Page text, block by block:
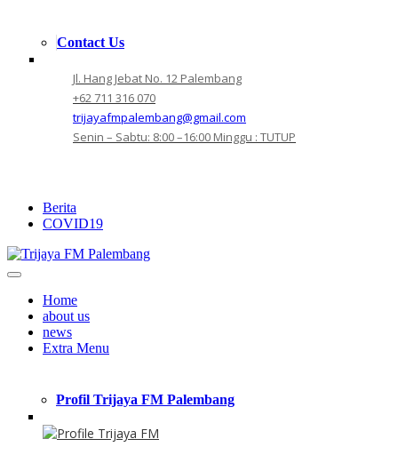
Contact Us
Jl. Hang Jebat No. 12 Palembang
+62 711 316 070
trijayafmpalembang@gmail.com
Senin – Sabtu: 8:00 –16:00 Minggu : TUTUP
Berita
COVID19
Home
about us
news
Extra Menu
Profil Trijaya FM Palembang